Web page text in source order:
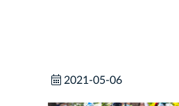
2021-05-06